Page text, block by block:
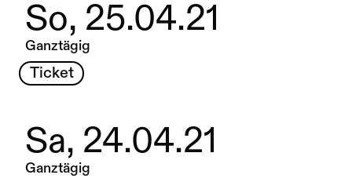
So, 25.04.21
Ganztägig
Ticket
Sa, 24.04.21
Ganztägig